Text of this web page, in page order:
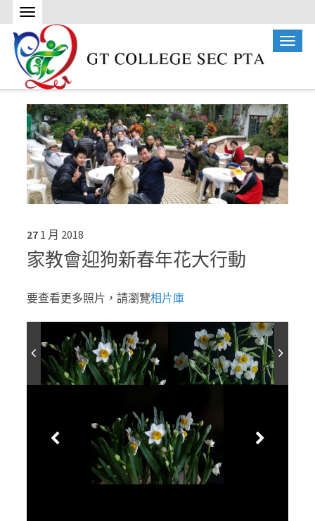
27 1 月 2018
家教會迎狗新春年花大行動
要查看更多照片，請瀏覽相片庫